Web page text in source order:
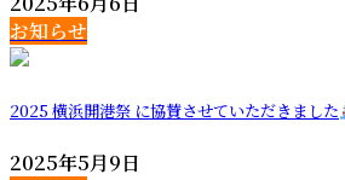
お知らせ
2025 横浜開港祭 に協賛させていただきました
2025年5月9日